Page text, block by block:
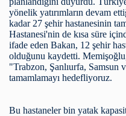
yönelik yatırımların devam
kadar 27 şehir hastanesinin
Hastanesi'nin de kısa süre
ifade eden Bakan, 12 şehir
olduğunu kaydetti.
"Trabzon, Şanlıurfa, Samsun
tamamlamayı hedefliyoruz.
Bu hastaneler bin yatak